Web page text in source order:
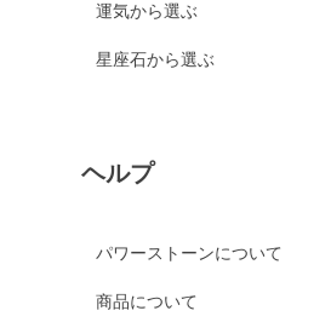
運気から選ぶ
星座石から選ぶ
ヘルプ
パワーストーンについて
商品について